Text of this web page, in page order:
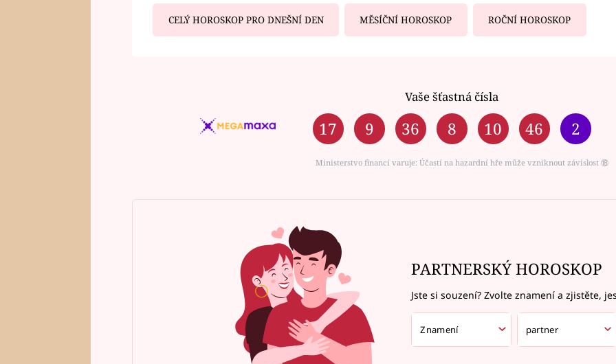
CELÝ HOROSKOP PRO DNEŠNÍ DEN MĚSÍČNÍ HOROSKOP ROČNÍ HOROSKOP
Vaše šťastná čísla
17 9 36 8 10 46 2
Ministerstvo financí varuje: Účastí na hazardní hře může vzniknout závislost ⑱
PARTNERSKÝ HOROSKOP
Jste si souzení? Zvolte znamení a zjistěte,